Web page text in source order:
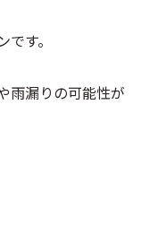
す。
雨漏りの可能性が